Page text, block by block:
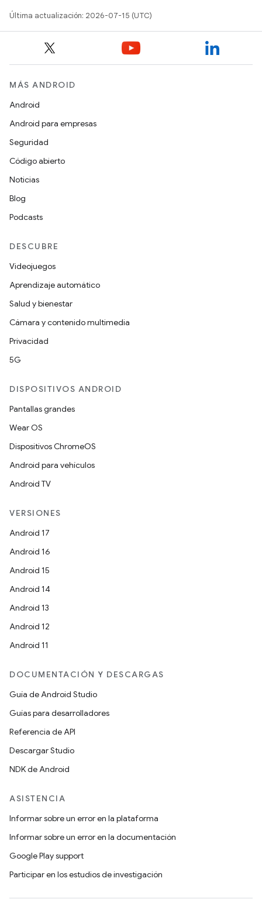
Última actualización: 2026-07-15 (UTC)
MÁS ANDROID
Android
Android para empresas
Seguridad
Código abierto
Noticias
Blog
Podcasts
DESCUBRE
Videojuegos
Aprendizaje automático
Salud y bienestar
Cámara y contenido multimedia
Privacidad
5G
DISPOSITIVOS ANDROID
Pantallas grandes
Wear OS
Dispositivos ChromeOS
Android para vehículos
Android TV
VERSIONES
Android 17
Android 16
Android 15
Android 14
Android 13
Android 12
Android 11
DOCUMENTACIÓN Y DESCARGAS
Guía de Android Studio
Guías para desarrolladores
Referencia de API
Descargar Studio
NDK de Android
ASISTENCIA
Informar sobre un error en la plataforma
Informar sobre un error en la documentación
Google Play support
Participar en los estudios de investigación